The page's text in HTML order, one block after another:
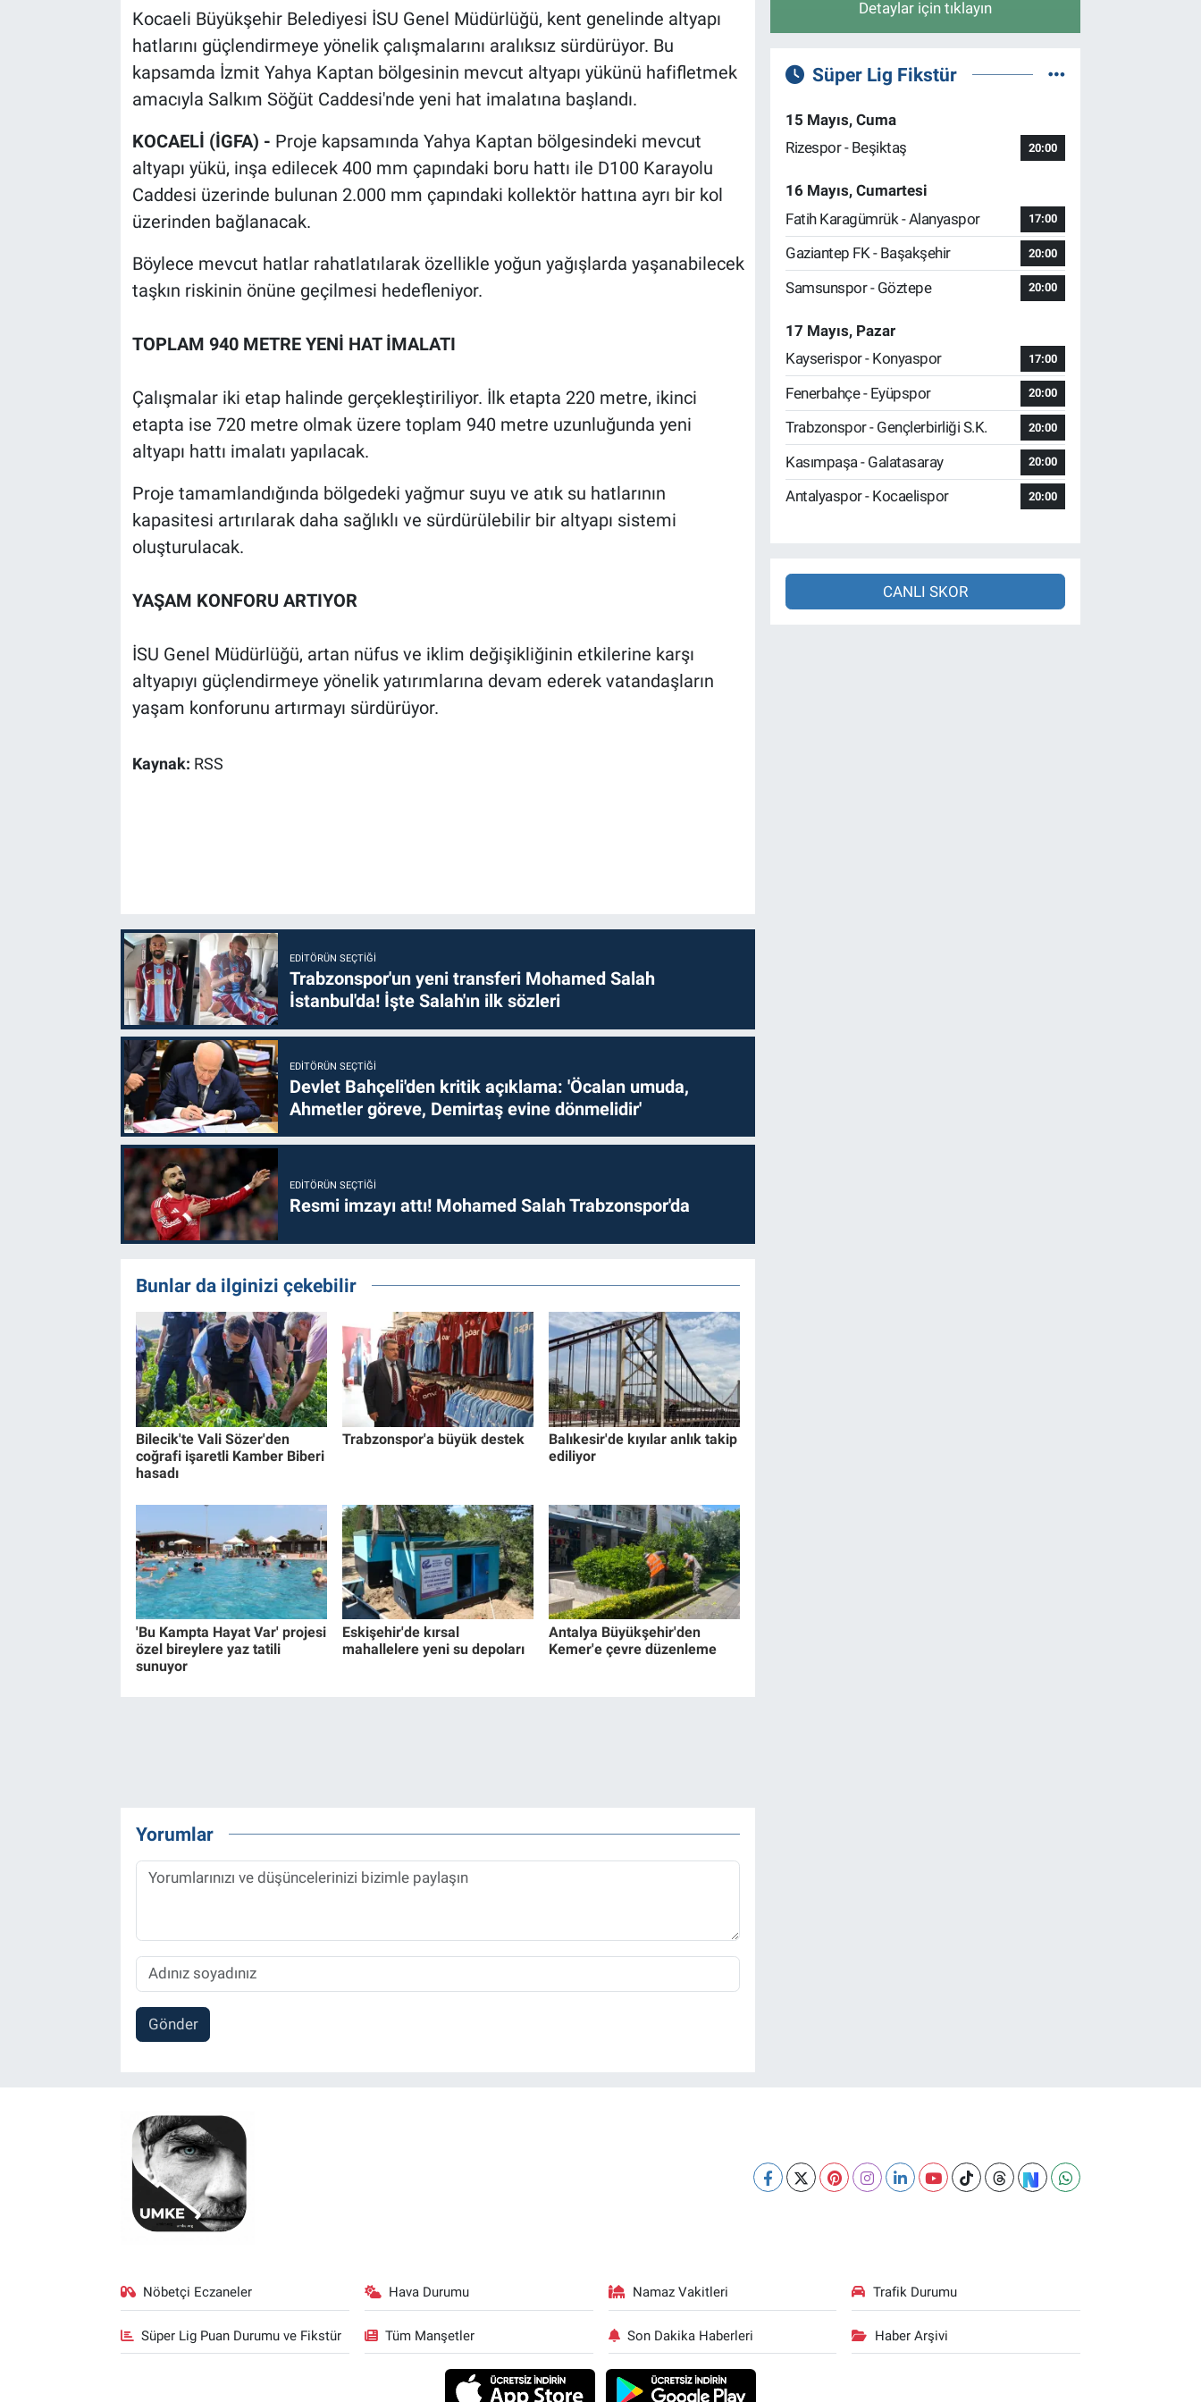
Kocaeli Büyükşehir Belediyesi İSU Genel Müdürlüğü, kent genelinde altyapı
hatlarını güçlendirmeye yönelik çalışmalarını aralıksız sürdürüyor. Bu
kapsamda İzmit Yahya Kaptan bölgesinin mevcut altyapı yükünü hafifletmek
amacıyla Salkım Söğüt Caddesi'nde yeni hat imalatına başlandı.
KOCAELİ (İGFA) - Proje kapsamında Yahya Kaptan bölgesindeki mevcut
altyapı yükü, inşa edilecek 400 mm çapındaki boru hattı ile D100 Karayolu
Caddesi üzerinde bulunan 2.000 mm çapındaki kollektör hattına ayrı bir kol
üzerinden bağlanacak.
Böylece mevcut hatlar rahatlatılarak özellikle yoğun yağışlarda yaşanabilecek
taşkın riskinin önüne geçilmesi hedefleniyor.
TOPLAM 940 METRE YENİ HAT İMALATI
Çalışmalar iki etap halinde gerçekleştiriliyor. İlk etapta 220 metre, ikinci
etapta ise 720 metre olmak üzere toplam 940 metre uzunluğunda yeni
altyapı hattı imalatı yapılacak.
Proje tamamlandığında bölgedeki yağmur suyu ve atık su hatlarının
kapasitesi artırılarak daha sağlıklı ve sürdürülebilir bir altyapı sistemi
oluşturulacak.
YAŞAM KONFORU ARTIYOR
İSU Genel Müdürlüğü, artan nüfus ve iklim değişikliğinin etkilerine karşı
altyapıyı güçlendirmeye yönelik yatırımlarına devam ederek vatandaşların
yaşam konforunu artırmayı sürdürüyor.
Kaynak: RSS
EDITÖRÜN SEÇTIĞI
Trabzonspor'un yeni transferi Mohamed Salah
İstanbul'da! İşte Salah'ın ilk sözleri
EDITÖRÜN SEÇTIĞI
Devlet Bahçeli'den kritik açıklama: 'Öcalan umuda,
Ahmetler göreve, Demirtaş evine dönmelidir'
EDITÖRÜN SEÇTIĞI
Resmi imzayı attı! Mohamed Salah Trabzonspor'da
Bunlar da ilginizi çekebilir
Bilecik'te Vali Sözer'den
coğrafi işaretli Kamber Biberi
hasadı
Trabzonspor'a büyük destek
Balıkesir'de kıyılar anlık takip
ediliyor
'Bu Kampta Hayat Var' projesi
özel bireylere yaz tatili
sunuyor
Eskişehir'de kırsal
mahallelere yeni su depoları
Antalya Büyükşehir'den
Kemer'e çevre düzenleme
Yorumlar
Gönder
Detaylar için tıklayın
Süper Lig Fikstür
15 Mayıs, Cuma
Rizespor - Beşiktaş
20:00
16 Mayıs, Cumartesi
Fatih Karagümrük - Alanyaspor
17:00
Gaziantep FK - Başakşehir 20:00
Samsunspor - Göztepe 20:00
17 Mayıs, Pazar
Kayserispor - Konyaspor
17:00
Fenerbahçe - Eyüpspor 20:00
Trabzonspor - Gençlerbirliği S.K. 20:00
Kasımpaşa - Galatasaray 20:00
Antalyaspor - Kocaelispor 20:00
CANLI SKOR
Nöbetçi Eczaneler Hava Durumu Namaz Vakitleri Trafik Durumu
Süper Lig Puan Durumu ve Fikstür Tüm Manşetler Son Dakika Haberleri Haber Arşivi